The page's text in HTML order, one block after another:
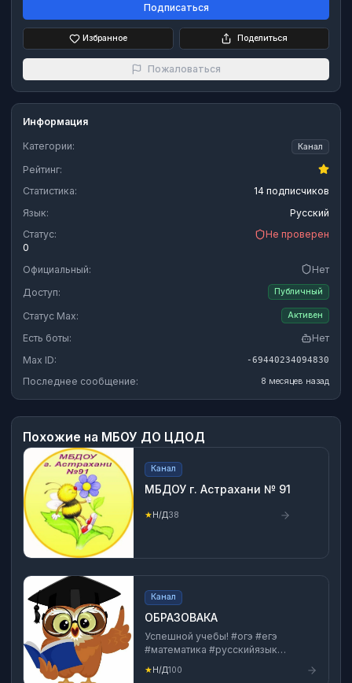
Подписаться
Избранное Поделиться
Пожаловаться
Информация
Категории: Канал
Рейтинг:
Статистика:
14 подписчиков
Язык:
Русский
Статус:
Не проверен
0
Официальный:
Нет
Доступ:
Публичный
Статус Max: Активен
Есть боты:
Нет
Max ID:
-69440234094830
Последнее сообщение: 8 месяцев назад
Похожие на МБОУ ДО ЦДОД
Канал
МБДОУ г. Астрахани № 91
★Н/Д38
Канал
ОБРАЗОВАКА
Успешной учебы! #огэ #егэ
#математика #русскийязык
#информатика #география
#история #всош #фипи
★Н/Д100